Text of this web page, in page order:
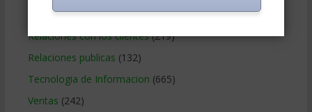
Recursos Humanos(865)
Relaciones con los clientes(219)
Relaciones publicas (132)
Tecnologia de Informacion (665)
Ventas (242)